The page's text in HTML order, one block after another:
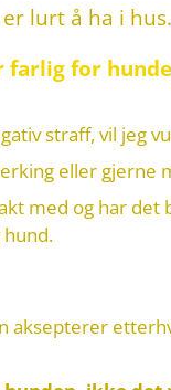
lurt å ha i hus.
for
straff, vil jeg
eller gjerne
med og har det
hund.
aksepterer